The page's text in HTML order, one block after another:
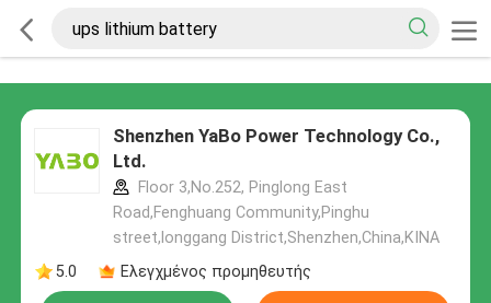
Shenzhen YaBo Power Technology Co.,
Ltd.
Floor 3,No.252, Pinglong East
Road,Fenghuang Community,Pinghu
street,longgang District,Shenzhen,China,ΚΙΝΑ
5.0
Ελεγχμένος προμηθευτής